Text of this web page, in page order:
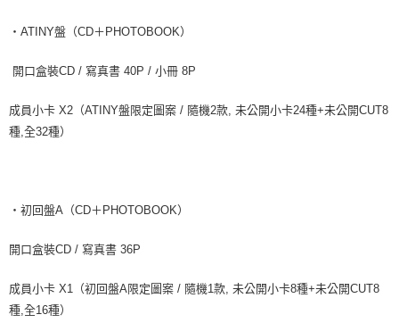
・ATINY盤（CD＋PHOTOBOOK）
開口盒裝CD / 寫真書 40P / 小冊 8P
成員小卡 X2（ATINY盤限定圖案 / 隨機2款, 未公開小卡24種+未公開CUT8
種,全32種）
・初回盤A（CD＋PHOTOBOOK）
開口盒裝CD / 寫真書 36P
成員小卡 X1（初回盤A限定圖案 / 隨機1款, 未公開小卡8種+未公開CUT8
種,全16種）